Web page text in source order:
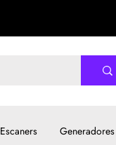
Escaners Generadores